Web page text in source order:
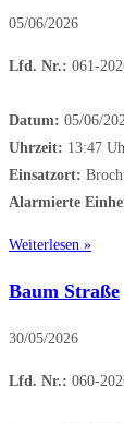
05/06/2026
Lfd. Nr.: 061-
Datum: 05/06/
Uhrzeit: 13:47
Einsatzort:
Alarmierte
Weiterlesen »
Baum Straße
30/05/2026
Lfd. Nr.: 060-